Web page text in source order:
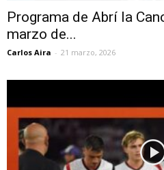
Programa de Abrí la
marzo de...
Carlos Aira - 21 marzo, 2026